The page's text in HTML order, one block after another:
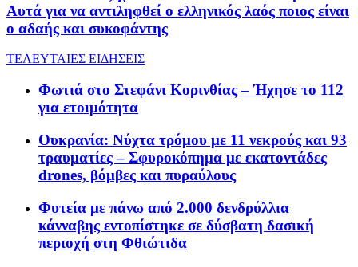
Αυτά για να αντιληφθεί ο ελληνικός λαός ποιος είναι
ο αδαής και συκοφάντης
ΤΕΛΕΥΤΑΙΕΣ ΕΙΔΗΣΕΙΣ
Φωτιά στο Στεφάνι Κορινθίας – Ήχησε το 112
για ετοιμότητα
Ουκρανία: Νύχτα τρόμου με 11 νεκρούς και 93
τραυματίες – Σφυροκόπημα με εκατοντάδες
drones, βόμβες και πυραύλους
Φυτεία με πάνω από 2.000 δενδρύλλια
κάνναβης εντοπίστηκε σε δύσβατη δασική
περιοχή στη Φθιώτιδα